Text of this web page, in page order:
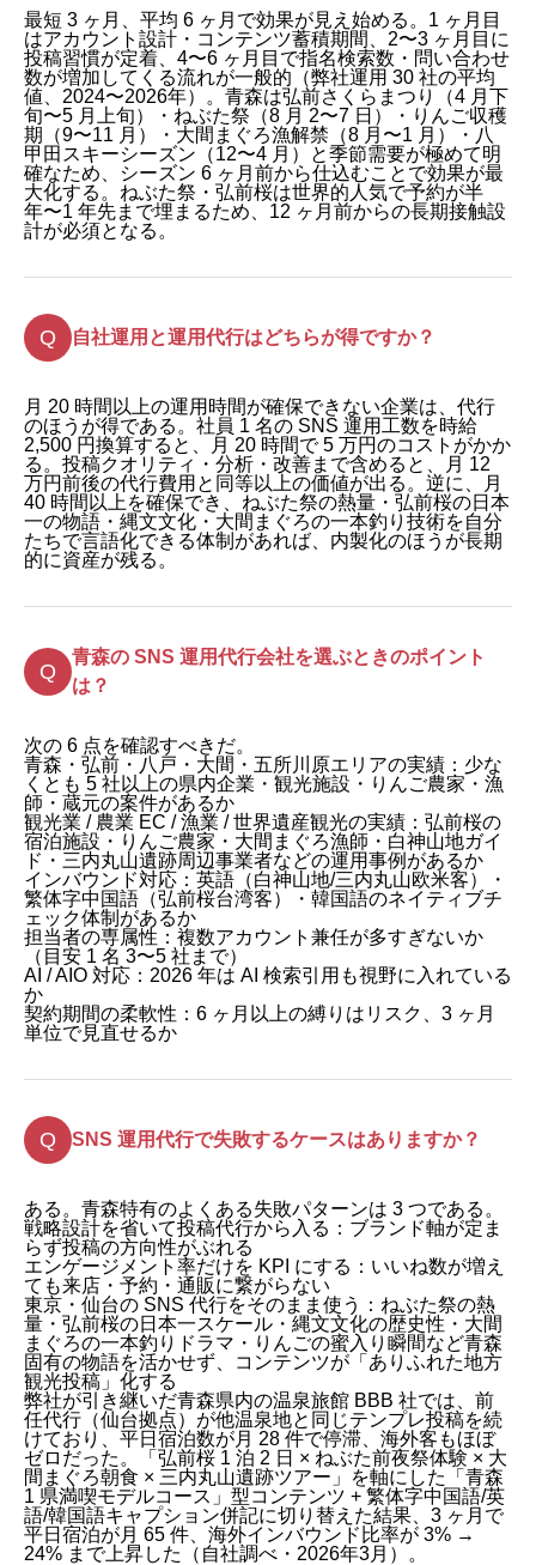
最短 3 ヶ月、平均 6 ヶ月で効果が見え始める。1 ヶ月目
はアカウント設計・コンテンツ蓄積期間、2〜3 ヶ月目に
投稿習慣が定着、4〜6 ヶ月目で指名検索数・問い合わせ
数が増加してくる流れが一般的（弊社運用 30 社の平均
値、2024〜2026年）。青森は弘前さくらまつり（4 月下
旬〜5 月上旬）・ねぶた祭（8 月 2〜7 日）・りんご収穫
期（9〜11 月）・大間まぐろ漁解禁（8 月〜1 月）・八
甲田スキーシーズン（12〜4 月）と季節需要が極めて明
確なため、シーズン 6 ヶ月前から仕込むことで効果が最
大化する。ねぶた祭・弘前桜は世界的人気で予約が半
年〜1 年先まで埋まるため、12 ヶ月前からの長期接触設
計が必須となる。
自社運用と運用代行はどちらが得ですか？
月 20 時間以上の運用時間が確保できない企業は、代行
のほうが得である。社員 1 名の SNS 運用工数を時給
2,500 円換算すると、月 20 時間で 5 万円のコストがかか
る。投稿クオリティ・分析・改善まで含めると、月 12
万円前後の代行費用と同等以上の価値が出る。逆に、月
40 時間以上を確保でき、ねぶた祭の熱量・弘前桜の日本
一の物語・縄文文化・大間まぐろの一本釣り技術を自分
たちで言語化できる体制があれば、内製化のほうが長期
的に資産が残る。
青森の SNS 運用代行会社を選ぶときのポイント
は？
次の 6 点を確認すべきだ。
青森・弘前・八戸・大間・五所川原エリアの実績：少な
くとも 5 社以上の県内企業・観光施設・りんご農家・漁
師・蔵元の案件があるか
観光業 / 農業 EC / 漁業 / 世界遺産観光の実績：弘前桜の
宿泊施設・りんご農家・大間まぐろ漁師・白神山地ガイ
ド・三内丸山遺跡周辺事業者などの運用事例があるか
インバウンド対応：英語（白神山地/三内丸山欧米客）・
繁体字中国語（弘前桜台湾客）・韓国語のネイティブチ
ェック体制があるか
担当者の専属性：複数アカウント兼任が多すぎないか
（目安 1 名 3〜5 社まで）
AI / AIO 対応：2026 年は AI 検索引用も視野に入れている
か
契約期間の柔軟性：6 ヶ月以上の縛りはリスク、3 ヶ月
単位で見直せるか
SNS 運用代行で失敗するケースはありますか？
ある。青森特有のよくある失敗パターンは 3 つである。
戦略設計を省いて投稿代行から入る：ブランド軸が定ま
らず投稿の方向性がぶれる
エンゲージメント率だけを KPI にする：いいね数が増え
ても来店・予約・通販に繋がらない
東京・仙台の SNS 代行をそのまま使う：ねぶた祭の熱
量・弘前桜の日本一スケール・縄文文化の歴史性・大間
まぐろの一本釣りドラマ・りんごの蜜入り瞬間など青森
固有の物語を活かせず、コンテンツが「ありふれた地方
観光投稿」化する
弊社が引き継いだ青森県内の温泉旅館 BBB 社では、前
任代行（仙台拠点）が他温泉地と同じテンプレ投稿を続
けており、平日宿泊数が月 28 件で停滞、海外客もほぼ
ゼロだった。「弘前桜 1 泊 2 日 × ねぶた前夜祭体験 × 大
間まぐろ朝食 × 三内丸山遺跡ツアー」を軸にした「青森
1 県満喫モデルコース」型コンテンツ + 繁体字中国語/英
語/韓国語キャプション併記に切り替えた結果、3 ヶ月で
平日宿泊が月 65 件、海外インバウンド比率が 3% →
24% まで上昇した（自社調べ・2026年3月）。